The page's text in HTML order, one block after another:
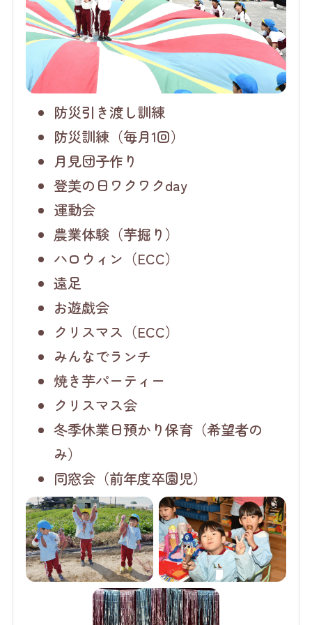
防災引き渡し訓練
防災訓練（毎月1回）
月見団子作り
登美の日ワクワクday
運動会
農業体験（芋掘り）
ハロウィン（ECC）
遠足
お遊戯会
クリスマス（ECC）
みんなでランチ
焼き芋パーティー
クリスマス会
冬季休業日預かり保育（希望者の
み）
同窓会（前年度卒園児）